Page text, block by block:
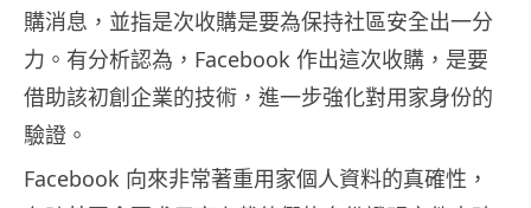
購消息，並指是次收購是要為保持社區安全出一分
力。有分析認為，Facebook 作出這次收購，是要
借助該初創企業的技術，進一步強化對用家身份的
驗證。
Facebook 向來非常著重用家個人資料的真確性，